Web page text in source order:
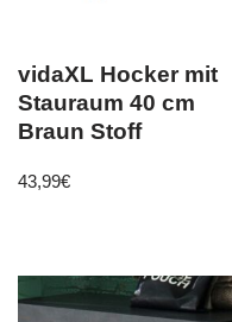
vidaXL Hocker mit
Stauraum 40 cm
Braun Stoff
43,99€